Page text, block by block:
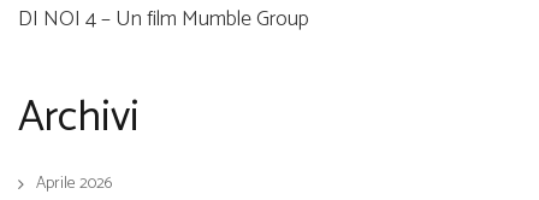
DI NOI 4 – Un film Mumble Group
Archivi
Aprile 2026